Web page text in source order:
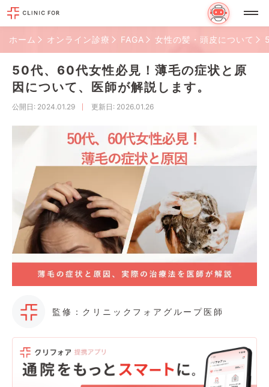
ホーム オンライン診療 FAGA 女性の髪・頭皮について
50代、60代女性必見！薄毛の症状と原
因について、医師が解説します。
公開日 : 2024.01.29 更新日 : 2026.01.26
監修：クリニックフォアグループ医師